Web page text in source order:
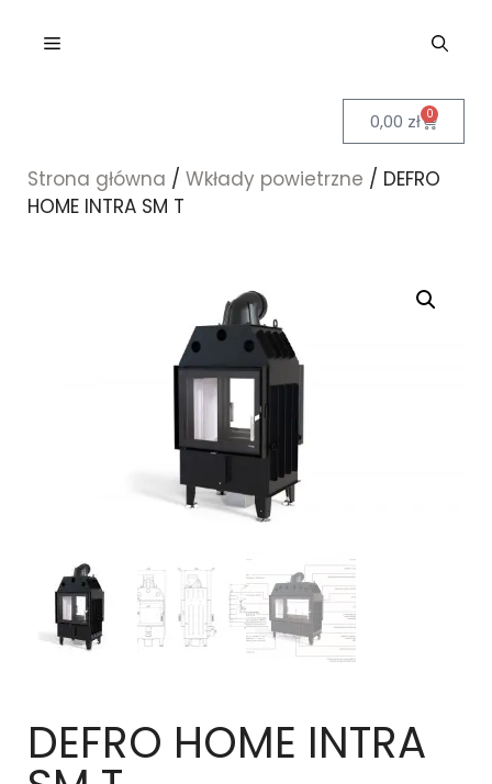
0,00 zł 0
Strona główna / Wkłady powietrzne / DEFRO
HOME INTRA SM T
DEFRO HOME INTRA